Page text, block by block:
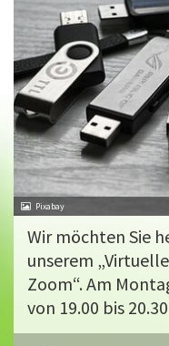
Pixabay
Wir möchten Sie
unserem
Zoom“. Am
von 19.00 bis